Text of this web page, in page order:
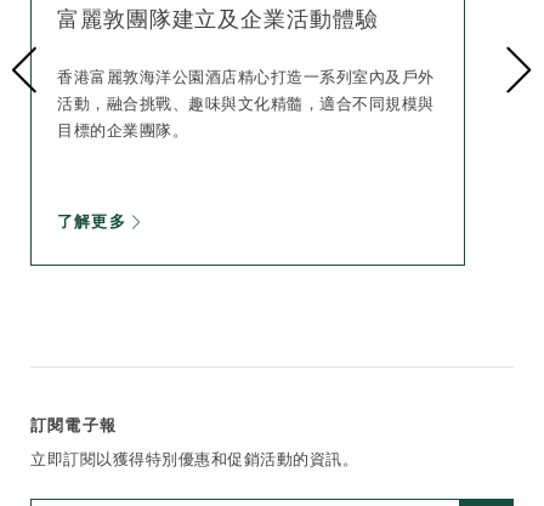
富麗敦團隊建立及企業活動體驗
香港富麗敦海洋公園酒店精心打造一系列室內及戶外
活動，融合挑戰、趣味與文化精髓，適合不同規模與
目標的企業團隊。
了解更多
訂閱電子報
立即訂閱以獲得特別優惠和促銷活動的資訊。